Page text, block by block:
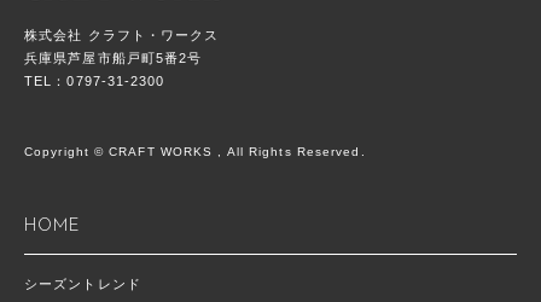
株式会社 クラフト・ワークス
兵庫県芦屋市船戸町5番2号
TEL：0797-31-2300
Copyright © CRAFT WORKS , All Rights Reserved.
HOME
シーズントレンド